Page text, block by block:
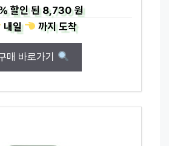
할인 된8,730 원
내일
까지도착
매 바로가기